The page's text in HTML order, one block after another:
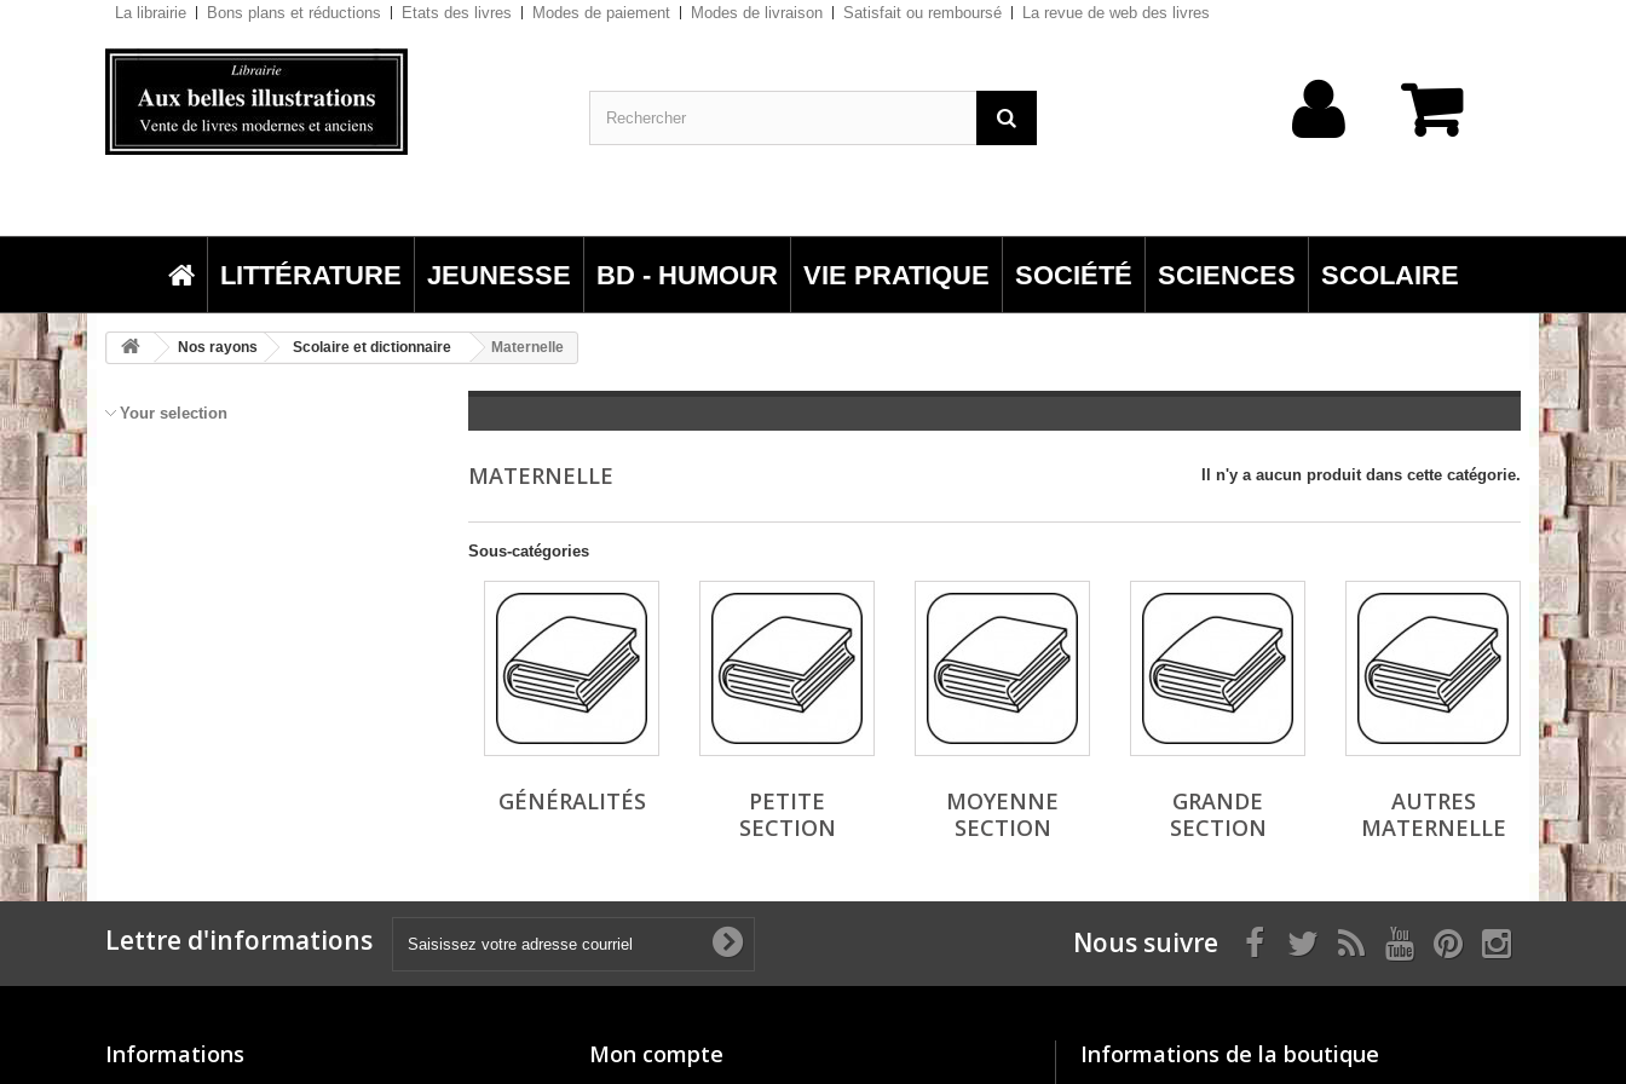
La librairie Bons plans et réductions Etats des livres Modes de paiement Modes de livraison Satisfait ou remboursé La revue de web des livres
LITTÉRATURE JEUNESSE BD - HUMOUR VIE PRATIQUE SOCIÉTÉ SCIENCES SCOLAIRE
Nos rayons Scolaire et dictionnaire Maternelle
Your selection
MATERNELLE Il n'y a aucun produit dans cette catégorie.
Sous-catégories
GÉNÉRALITÉS
PETITE
SECTION
MOYENNE
SECTION
GRANDE
SECTION
AUTRES
MATERNELLE
Lettre d'informations Nous suivre
Informations Mon compte Informations de la boutique